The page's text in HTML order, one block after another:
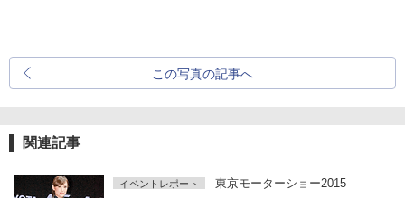
この写真の記事へ
関連記事
イベントレポート 東京モーターショー2015